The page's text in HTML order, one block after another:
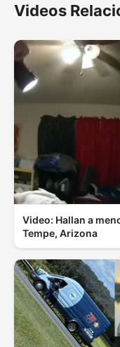
Videos
Video: Hallan a
Tempe, Arizona